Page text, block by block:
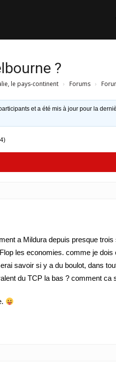
?
le pays-continent › Forums ›
et a été mis à jour pour la
a Mildura depuis presque
les economies. comme je
savoir si y a du boulot, dans
du TCP la bas ? comment